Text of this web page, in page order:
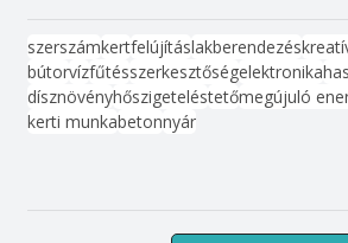
szerszámkertfelújításlakberendezés
bútorvízfűtésszerkesztőségelektronika
dísznövényhőszigeteléstetőmegújuló
kerti munkabetonnyár